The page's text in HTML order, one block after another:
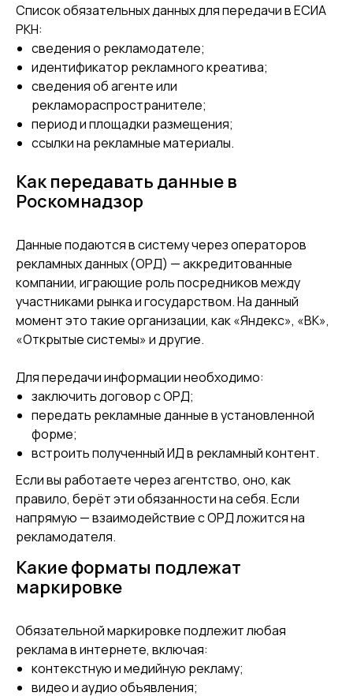
Список обязательных данных для передачи в ЕСИА
РКН:
сведения о рекламодателе;
идентификатор рекламного креатива;
сведения об агенте или
рекламораспространителе;
период и площадки размещения;
ссылки на рекламные материалы.
Как передавать данные в
Роскомнадзор
Данные подаются в систему через операторов
рекламных данных (ОРД) — аккредитованные
компании, играющие роль посредников между
участниками рынка и государством. На данный
момент это такие организации, как «Яндекс», «ВК»,
«Открытые системы» и другие.
Для передачи информации необходимо:
заключить договор с ОРД;
передать рекламные данные в установленной
форме;
встроить полученный ИД в рекламный контент.
Если вы работаете через агентство, оно, как
правило, берёт эти обязанности на себя. Если
напрямую — взаимодействие с ОРД ложится на
рекламодателя.
Какие форматы подлежат
маркировке
Обязательной маркировке подлежит любая
реклама в интернете, включая:
контекстную и медийную рекламу;
видео и аудио объявления;